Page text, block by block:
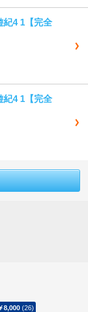
4 1【完全
4 1【完全
8,000 (26)